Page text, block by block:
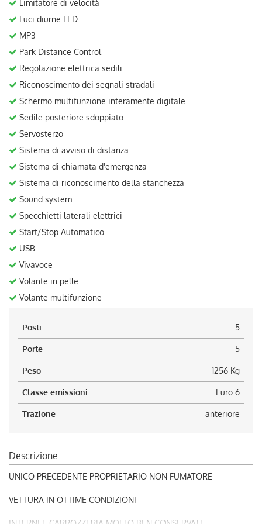
Limitatore di velocità
Luci diurne LED
MP3
Park Distance Control
Regolazione elettrica sedili
Riconoscimento dei segnali stradali
Schermo multifunzione interamente digitale
Sedile posteriore sdoppiato
Servosterzo
Sistema di avviso di distanza
Sistema di chiamata d'emergenza
Sistema di riconoscimento della stanchezza
Sound system
Specchietti laterali elettrici
Start/Stop Automatico
USB
Vivavoce
Volante in pelle
Volante multifunzione
Posti 5
Porte 5
Peso 1256 Kg
Classe emissioni Euro 6
Trazione anteriore
Descrizione
UNICO PRECEDENTE PROPRIETARIO NON FUMATORE
VETTURA IN OTTIME CONDIZIONI